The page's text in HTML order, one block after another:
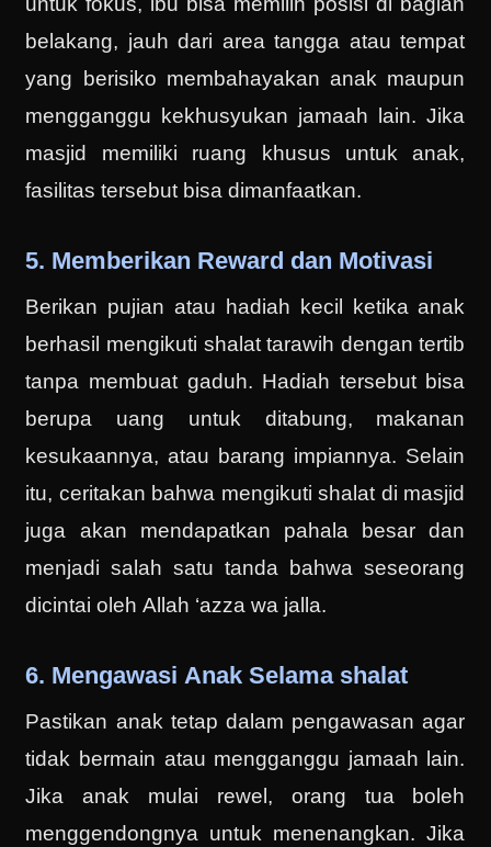
belakang, jauh dari area tangga atau tempat
yang berisiko membahayakan anak maupun
mengganggu kekhusyukan jamaah lain. Jika
masjid memiliki ruang khusus untuk anak,
fasilitas tersebut bisa dimanfaatkan.
5. Memberikan Reward dan Motivasi
Berikan pujian atau hadiah kecil ketika anak
berhasil mengikuti shalat tarawih dengan tertib
tanpa membuat gaduh. Hadiah tersebut bisa
berupa uang untuk ditabung, makanan
kesukaannya, atau barang impiannya. Selain
itu, ceritakan bahwa mengikuti shalat di masjid
juga akan mendapatkan pahala besar dan
menjadi salah satu tanda bahwa seseorang
dicintai oleh Allah ‘azza wa jalla.
6. Mengawasi Anak Selama shalat
Pastikan anak tetap dalam pengawasan agar
tidak bermain atau mengganggu jamaah lain.
Jika anak mulai rewel, orang tua boleh
menggendongnya untuk menenangkan. Jika